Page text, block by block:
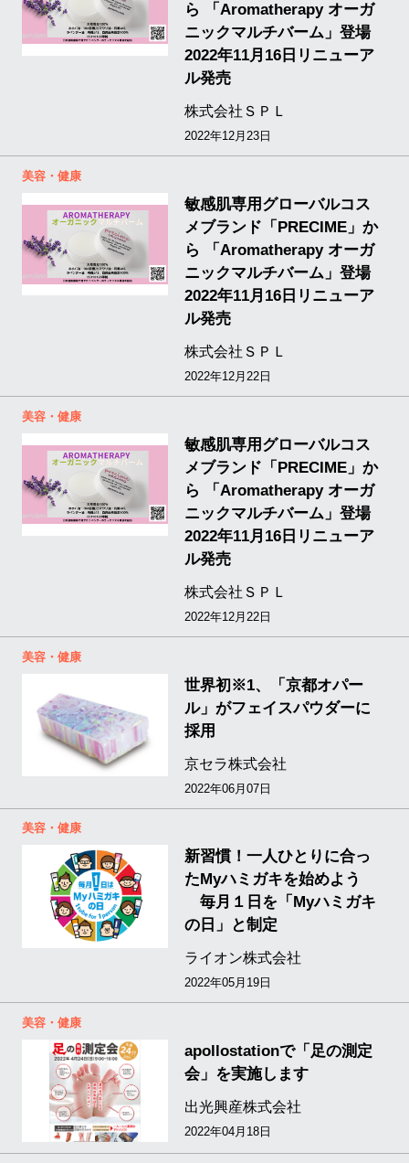
ら 「Aromatherapy オーガ
ニックマルチバーム」登場
2022年11月16日リニューア
ル発売
株式会社ＳＰＬ
2022年12月23日
美容・健康
敏感肌専用グローバルコス
メブランド「PRECIME」か
ら 「Aromatherapy オーガ
ニックマルチバーム」登場
2022年11月16日リニューア
ル発売
株式会社ＳＰＬ
2022年12月22日
美容・健康
敏感肌専用グローバルコス
メブランド「PRECIME」か
ら 「Aromatherapy オーガ
ニックマルチバーム」登場
2022年11月16日リニューア
ル発売
株式会社ＳＰＬ
2022年12月22日
美容・健康
世界初※1、「京都オパー
ル」がフェイスパウダーに
採用
京セラ株式会社
2022年06月07日
美容・健康
新習慣！一人ひとりに合っ
たMyハミガキを始めよう
毎月１日を「Myハミガキ
の日」と制定
ライオン株式会社
2022年05月19日
美容・健康
apollostationで「足の測定
会」を実施します
出光興産株式会社
2022年04月18日